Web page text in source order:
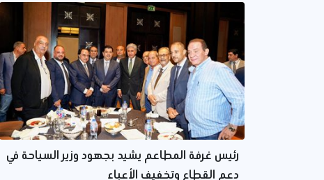
رئيس غرفة المطاعم يشيد بجهود وزير السياحة في
دعم القطاع وتخفيف الأعباء